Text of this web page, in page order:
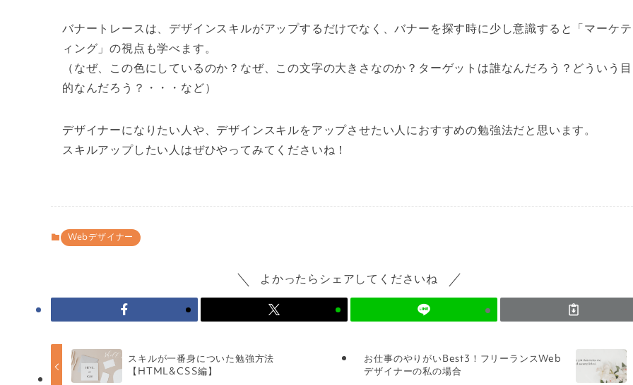
バナートレースは、デザインスキルがアップするだけでなく、バナーを探す時に少し意識すると「マーケテ
ィング」の視点も学べます。
（なぜ、この色にしているのか？なぜ、この文字の大きさなのか？ターゲットは誰なんだろう？どういう目
的なんだろう？・・・など）
デザイナーになりたい人や、デザインスキルをアップさせたい人におすすめの勉強法だと思います。
スキルアップしたい人はぜひやってみてくださいね！
Webデザイナー
よかったらシェアしてくださいね
スキルが一番身についた勉強方法
【HTML&CSS編‪‬】
お仕事のやりがいBest3！フリーランスWeb
デザイナーの私の場合